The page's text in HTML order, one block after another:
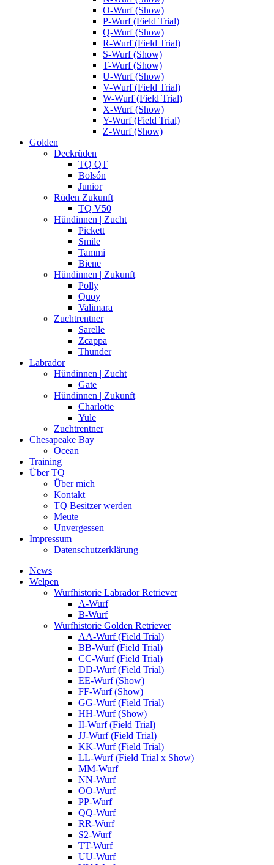
O-Wurf (Show)
P-Wurf (Field Trial)
Q-Wurf (Show)
R-Wurf (Field Trial)
S-Wurf (Show)
T-Wurf (Show)
U-Wurf (Show)
V-Wurf (Field Trial)
W-Wurf (Field Trial)
X-Wurf (Show)
Y-Wurf (Field Trial)
Z-Wurf (Show)
Golden
Deckrüden
TQ QT
Bolsón
Junior
Rüden Zukunft
TQ V50
Hündinnen | Zucht
Pickett
Smile
Tammi
Biene
Hündinnen | Zukunft
Polly
Quoy
Valimara
Zuchtrentner
Sarelle
Zcappa
Thunder
Labrador
Hündinnen | Zucht
Gate
Hündinnen | Zukunft
Charlotte
Yule
Zuchtrentner
Chesapeake Bay
Ocean
Training
Über TQ
Über mich
Kontakt
TQ Besitzer werden
Meute
Unvergessen
Impressum
Datenschutzerklärung
News
Welpen
Wurfhistorie Labrador Retriever
A-Wurf
B-Wurf
Wurfhistorie Golden Retriever
AA-Wurf (Field Trial)
BB-Wurf (Field Trial)
CC-Wurf (Field Trial)
DD-Wurf (Field Trial)
EE-Wurf (Show)
FF-Wurf (Show)
GG-Wurf (Field Trial)
HH-Wurf (Show)
II-Wurf (Field Trial)
JJ-Wurf (Field Trial)
KK-Wurf (Field Trial)
LL-Wurf (Field Trial x Show)
MM-Wurf
NN-Wurf
OO-Wurf
PP-Wurf
QQ-Wurf
RR-Wurf
S2-Wurf
TT-Wurf
UU-Wurf